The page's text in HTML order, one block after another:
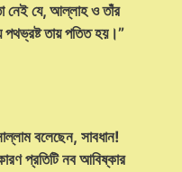
নেই যে, আল্লাহ ও তাঁর
তায় পতিত হয়।”
বলেছেন, সাবধান!
প্রতিটি নব আবিষ্কার